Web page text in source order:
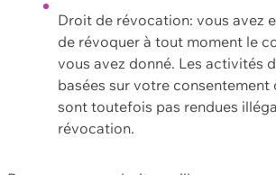
Droit de révocation: vous avez
de révoquer à tout moment le
vous avez donné. Les activités
basées sur votre consentement
sont toutefois pas rendues
révocation.